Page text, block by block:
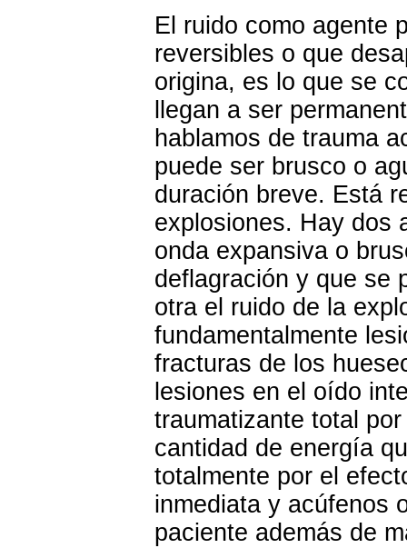
El ruido como agente
reversibles o que
origina, es lo que se
llegan a ser
hablamos de trauma
puede ser brusco o
duración breve. Está
explosiones. Hay dos
onda expansiva o
deflagración y que se
otra el ruido de la
fundamentalmente
fracturas de los
lesiones en el oído
traumatizante total
cantidad de energía
totalmente por el
inmediata y acúfenos
paciente además de